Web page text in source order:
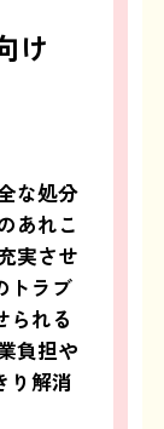
け
な処分
あれこ
実させ
トラブ
られる
負担や
り解消